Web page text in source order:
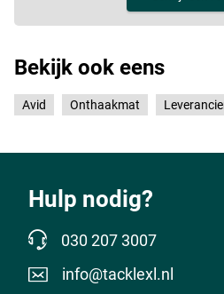
Bekijk ook eens
Avid Onthaakmat
Hulp nodig?
030 207 3007
info@tacklexl.nl